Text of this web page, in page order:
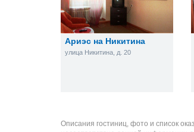
Ариэс на Никитина
улица Никитина, д. 20
Описания гостиниц, фото и список